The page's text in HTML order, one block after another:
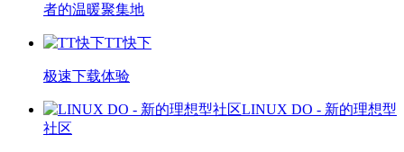
者的温暖聚集地
TT快下
极速下载体验
LINUX DO - 新的理想型
社区